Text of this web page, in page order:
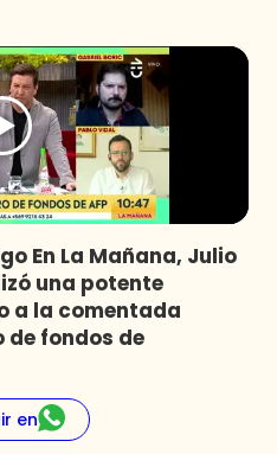
En La Mañana, Julio
una potente
a la comentada
fondos de
en